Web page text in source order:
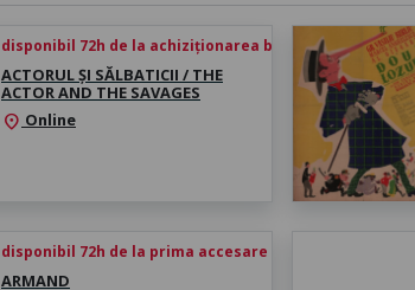
disponibil 72h de la achiziționarea biletului
ACTORUL ȘI SĂLBATICII / THE
ACTOR AND THE SAVAGES
location_on Online
disponibil 72h de la prima accesare
ARMAND